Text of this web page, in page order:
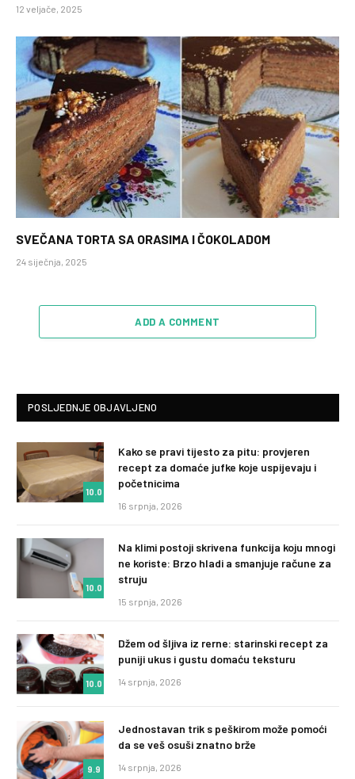
12 veljače, 2025
SVEČANA TORTA SA ORASIMA I ČOKOLADOM
24 siječnja, 2025
ADD A COMMENT
POSLJEDNJE OBJAVLJENO
10.0
Kako se pravi tijesto za pitu: provjeren
recept za domaće jufke koje uspijevaju i
početnicima
16 srpnja, 2026
10.0
Na klimi postoji skrivena funkcija koju mnogi
ne koriste: Brzo hladi a smanjuje račune za
struju
15 srpnja, 2026
10.0
Džem od šljiva iz rerne: starinski recept za
puniji ukus i gustu domaću teksturu
14 srpnja, 2026
9.9
Jednostavan trik s peškirom može pomoći
da se veš osuši znatno brže
14 srpnja, 2026